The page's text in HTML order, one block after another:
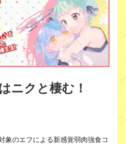
ニクと棲む！
象のエフによる新感覚弱肉強食コ